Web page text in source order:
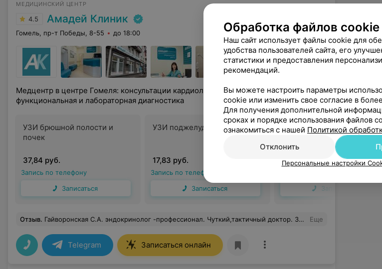
МЕДИЦИНСКИЙ ЦЕНТР
4.5 Амадей Клиник
Гомель, пр-т Победы, 8-55 до 18:00
Медцентр в центре Гомеля: консультации кардиолога, эндокринолога, гинеколога,
функциональная и лабораторная диагностика
УЗИ брюшной полости и
почек
37,84 руб.
Запись по телефону
Записаться
УЗИ поджелудочной железы
17,83 руб.
Запись по телефону
Записаться
УЗИ печени и желчного
17,10 руб.
Записаться
Отзыв. Гайворонская С.А. эндокринолог -профессионал. Чуткий,тактичный доктор. Знакома давно.Граммотно подходит и вникает в проблему. Выслушает,ответит на любой интересующий вопрос и симтом,который не связан напрямую с эндокринологией.Лучший эндокринол в Гомеле. Если нужна помощь только к ней. Р.S. Очень приятная женщина. Доктор,который просто любит свою профессию и искренне хочет помочь людям, у которых есть проблемы со здоровьем. Еще
Telegram Записаться онлайн
Обработка файлов cookie
Наш сайт использует файлы cookie для
удобства пользователей сайта, его
статистики и предоставления
рекомендаций.
Вы можете настроить параметры
cookie или изменить свое согласие в
Для получения дополнительной
сроках и порядке использования файлов
ознакомиться с нашей Политикой
Отклонить
Персональные настройки